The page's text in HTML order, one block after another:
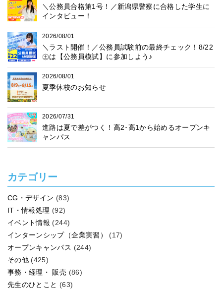
＼公務員合格第1号！／新潟県警察に合格した学生に
インタビュー！
2026/08/01
＼ラスト開催！／公務員試験前の最終チェック！8/22
㊏は【公務員模試】に参加しよう♪
2026/08/01
夏季休校のお知らせ
2026/07/31
進路は夏で差がつく！高2･高1から始めるオープンキ
ャンパス
カテゴリー
CG・デザイン (83)
IT・情報処理 (92)
イベント情報 (244)
インターンシップ（企業実習）
(17)
オープンキャンパス (244)
その他 (425)
事務・経理・ 販売 (86)
先生のひとこと (63)